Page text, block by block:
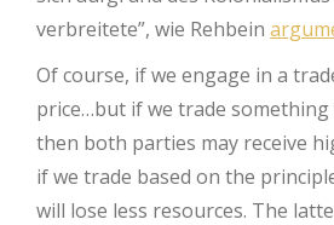
verbreitete”, wie Rehbein
Of course, if we engage in a
price…but if we trade
then both parties may receive
if we trade based on the
will lose less resources. The